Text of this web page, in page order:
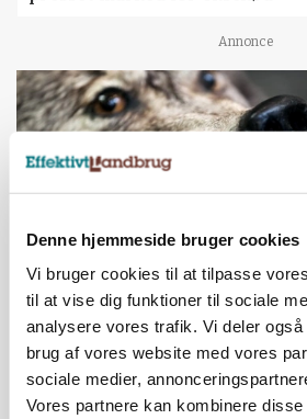
Denne hjemmeside bruger cookies
Vi bruger cookies til at tilpasse
til at vise dig funktioner til sociale
analysere vores trafik. Vi deler
brug af vores website med vores
sociale medier,
Vores partnere kan kombinere
Annonce
ULVE
Landmand vågnede ved lyden
Ulven stod på foderbordet